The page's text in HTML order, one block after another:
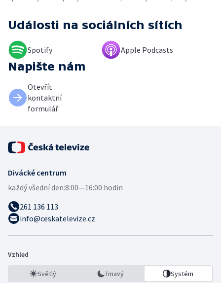
Události na sociálních sítích
Spotify Apple Podcasts
Napište nám
Otevřít
kontaktní
formulář
Divácké centrum
každý všední den:8:00—16:00 hodin
261 136 113
info@ceskatelevize.cz
Vzhled
Světlý Tmavý Systém